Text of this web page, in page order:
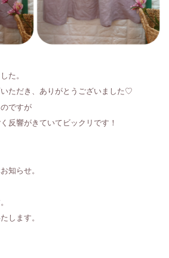
た。
ただき、ありがとうございました♡
ですが
反響がきていてビックリです！
知らせ。
します。